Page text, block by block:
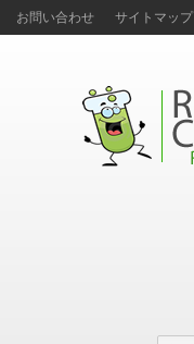
お問い合わせ サイトマップ